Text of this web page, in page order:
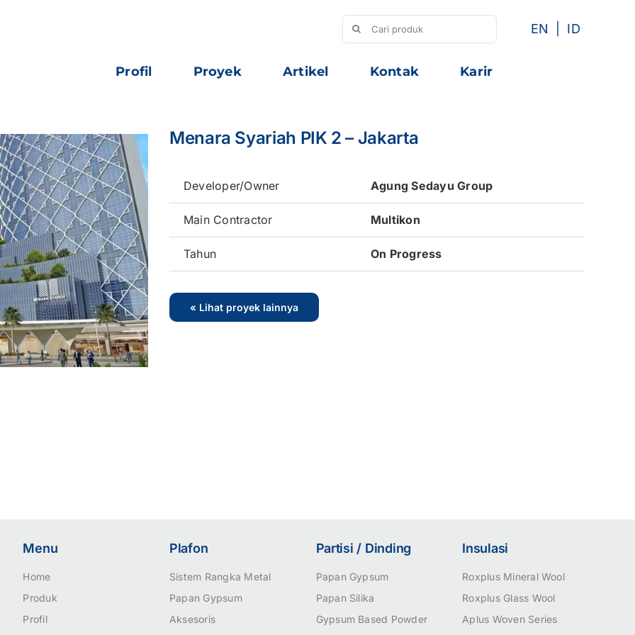
Search
for:
EN ID
Profil Proyek Artikel Kontak Karir
Menara Syariah PIK 2 – Jakarta
Developer/Owner Agung Sedayu Group
Main Contractor Multikon
Tahun On Progress
« Lihat proyek lainnya
Menu
Home
Produk
Profil
Plafon
Sistem Rangka Metal
Papan Gypsum
Aksesoris
Partisi / Dinding
Papan Gypsum
Papan Silika
Gypsum Based Powder
Insulasi
Roxplus Mineral Wool
Roxplus Glass Wool
Aplus Woven Series